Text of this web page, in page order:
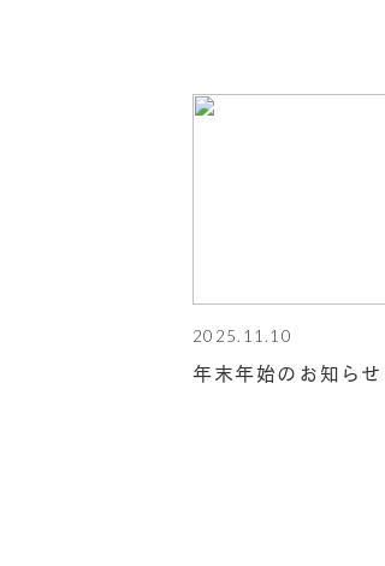
2025.11.10
年末年始のお知らせ